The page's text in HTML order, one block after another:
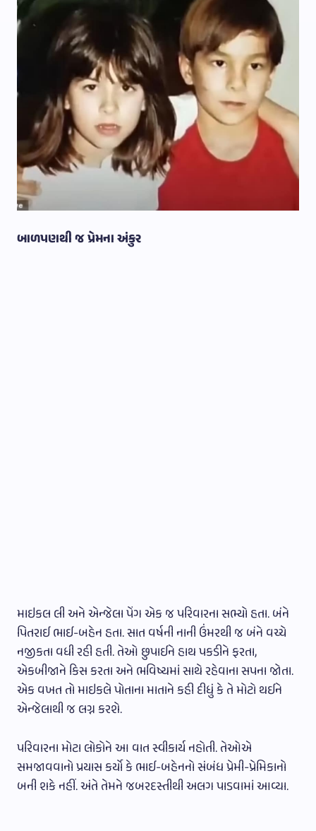
બાળપણથી જ પ્રેમના અંકુર
માઇકલ લી અને એન્જેલા પેંગ એક જ પરિવારના સભ્યો હતા. બંને
પિતરાઈ ભાઈ-બહેન હતા. સાત વર્ષની નાની ઉંમરથી જ બંને વચ્ચે
નજીકતા વધી રહી હતી. તેઓ છુપાઈને હાથ પકડીને ફરતા,
એકબીજાને કિસ કરતા અને ભવિષ્યમાં સાથે રહેવાના સપના જોતા.
એક વખત તો માઇકલે પોતાના માતાને કહી દીધું કે તે મોટો થઈને
એન્જેલાથી જ લગ્ન કરશે.
પરિવારના મોટા લોકોને આ વાત સ્વીકાર્ય નહોતી. તેઓએ
સમજાવવાનો પ્રયાસ કર્યો કે ભાઈ-બહેનનો સંબંધ પ્રેમી-પ્રેમિકાનો
બની શકે નહીં. અંતે તેમને જબરદસ્તીથી અલગ પાડવામાં આવ્યા.